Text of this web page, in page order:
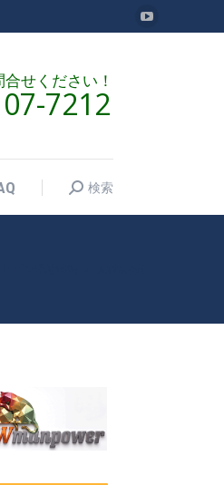
YouTube
ウ
せください！
7212
検
索:
検索
検